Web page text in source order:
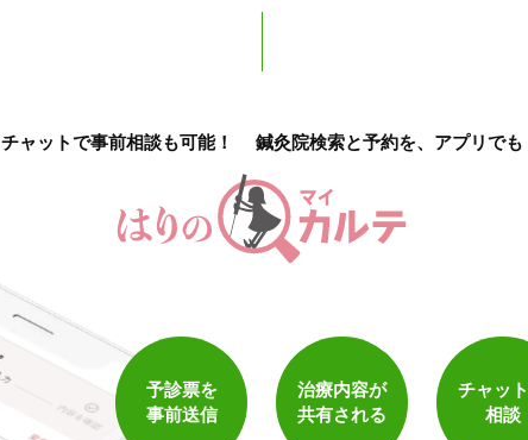
検索結果を見る
チャットで事前相談も可能！ 鍼灸院検索と予約を、アプリでも
予診票を
事前送信
治療内容が
共有される
チャッ
相談